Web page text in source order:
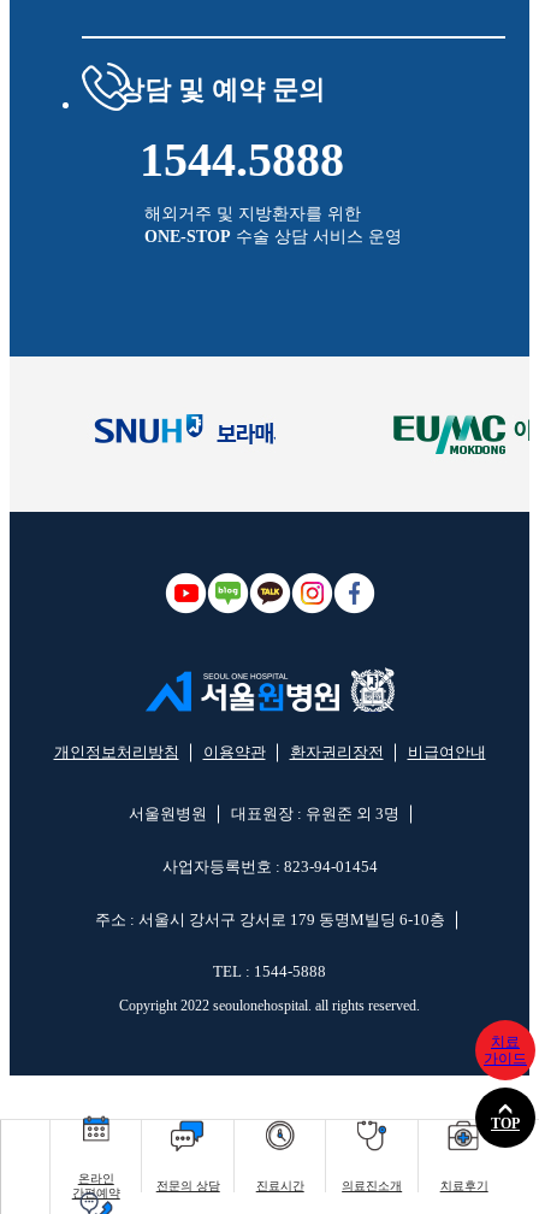
온라인
간편예약
전문의 상담 진료시간 의료진소개 치료후기
치료
가이드
TOP
상담 및 예약 문의
1544.5888
해외거주 및 지방환자를 위한
ONE-STOP 수술 상담 서비스 운영
개인정보처리방침 이용약관 환자권리장전 비급여안내
서울원병원 대표원장 : 유원준 외 3명
사업자등록번호 : 823-94-01454
주소 : 서울시 강서구 강서로 179 동명M빌딩 6-10층
TEL : 1544-5888
Copyright 2022 seoulonehospital. all rights reserved.